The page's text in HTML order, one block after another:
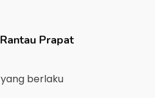
Rantau Prapat
berlaku